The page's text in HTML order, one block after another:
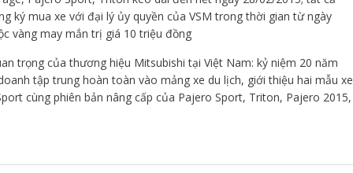
ký mua xe với đại lý ủy quyền của VSM trong thời gian từ ngày
vàng may mắn trị giá 10 triệu đồng
trọng của thương hiệu Mitsubishi tại Việt Nam: kỷ niệm 20 năm
tập trung hoàn toàn vào mảng xe du lịch, giới thiệu hai mẫu xe
cùng phiên bản nâng cấp của Pajero Sport, Triton, Pajero 2015,